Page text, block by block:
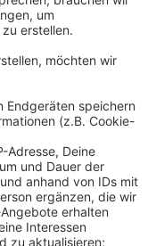
auf Anfrage
zum
aus.